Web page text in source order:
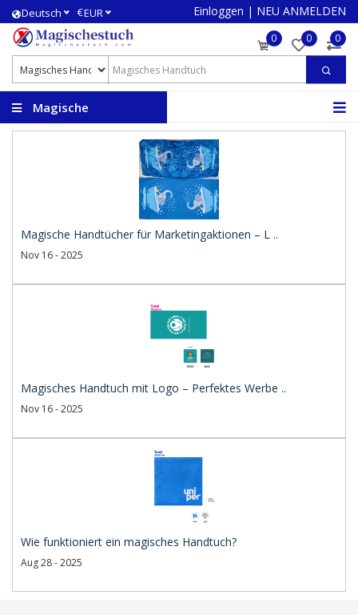
Deutsch €EUR Einloggen | NEU ANMELDEN
0 0 0
Magische
Magische Handtücher für Marketingaktionen – L ..
Nov 16 - 2025
Magisches Handtuch mit Logo – Perfektes Werbe ..
Nov 16 - 2025
Wie funktioniert ein magisches Handtuch?
Aug 28 - 2025